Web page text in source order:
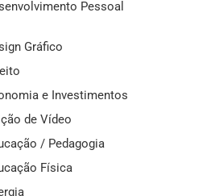
Pessoal
Gráfico
e Investimentos
de Vídeo
/ Pedagogia
Física